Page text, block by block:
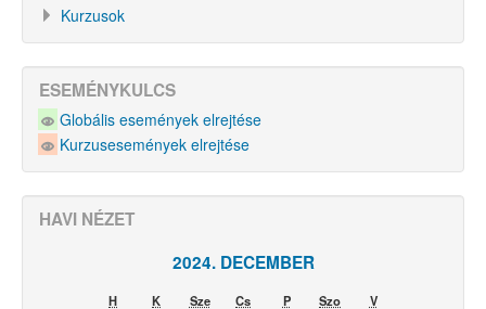
Kurzusok
ESEMÉNYKULCS
Globális események elrejtése
Kurzusesemények elrejtése
HAVI NÉZET
2024. DECEMBER
H K Sze Cs P Szo
V